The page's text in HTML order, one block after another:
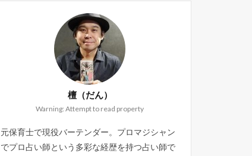
檀（だん）
Warning: Attempt to read property
元保育士で現役バーテンダー。プロマジシャン
でプロ占い師という多彩な経歴を持つ占い師で